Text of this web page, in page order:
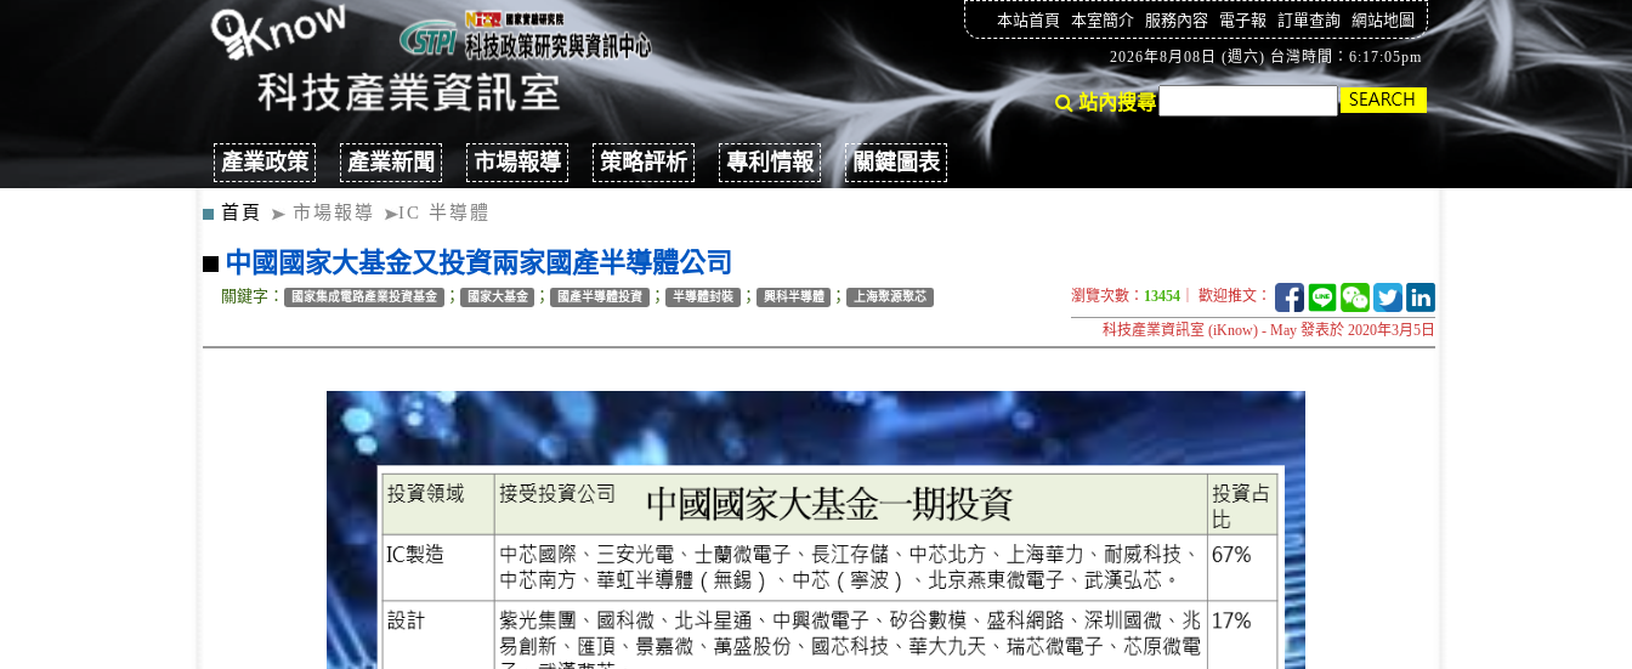
本站首頁 本室簡介 服務內容 電子報 訂單查詢 網站地圖
2026年8月08日 (週六) 台灣時間：6:17:06pm
站內搜尋
產業政策 產業新聞 市場報導 策略評析 專利情報 關鍵圖表
首頁 市場報導 IC 半導體
中國國家大基金又投資兩家國產半導體公司
關鍵字： 國家集成電路產業投資基金 ； 國家大基金 ； 國產半導體投資 ； 半導體封裝 ； 興科半導體 ； 上海聚源聚芯 瀏覽次數： 13454 ｜ 歡迎推文：
科技產業資訊室 (iKnow) - May 發表於 2020年3月5日